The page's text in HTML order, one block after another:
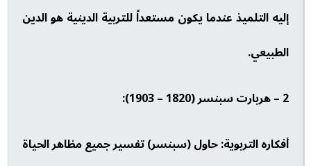
إليه التلميذ عندما يكون مستعداً للتربية الدينية هو الدين
الطبيعي.
2 – هربارت سبنسر (1820 – 1903):
أفكاره التربوية: حاول (سبنسر) تفسير جميع مظاهر الحياة